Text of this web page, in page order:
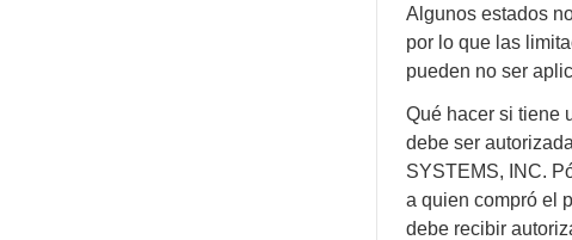
Algunos estados
por lo que las
pueden no ser
Qué hacer si tiene
debe ser
SYSTEMS, INC.
a quien compró el
debe recibir